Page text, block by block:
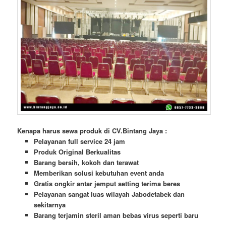
Kenapa harus sewa produk di CV.Bintang Jaya :
Pelayanan full service 24 jam
Produk Original Berkualitas
Barang bersih, kokoh dan terawat
Memberikan solusi kebutuhan event anda
Gratis ongkir antar jemput setting terima beres
Pelayanan sangat luas wilayah Jabodetabek dan
sekitarnya
Barang terjamin steril aman bebas virus seperti baru